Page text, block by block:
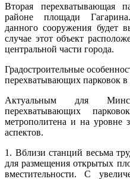
Вторая перехватывающая
районе площади
данного сооружения
случае этот объект
центральной части города.
Градостроительные
перехватывающих парковок в
Актуальным для
перехватывающих
метрополитена и на уровне
аспектов.
1. Вблизи станций весьма
для размещения открытых
вместительности. С